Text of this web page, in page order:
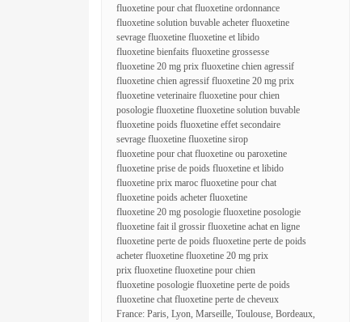
fluoxetine pour chat fluoxetine ordonnance
fluoxetine solution buvable acheter fluoxetine
sevrage fluoxetine fluoxetine et libido
fluoxetine bienfaits fluoxetine grossesse
fluoxetine 20 mg prix fluoxetine chien agressif
fluoxetine chien agressif fluoxetine 20 mg prix
fluoxetine veterinaire fluoxetine pour chien
posologie fluoxetine fluoxetine solution buvable
fluoxetine poids fluoxetine effet secondaire
sevrage fluoxetine fluoxetine sirop
fluoxetine pour chat fluoxetine ou paroxetine
fluoxetine prise de poids fluoxetine et libido
fluoxetine prix maroc fluoxetine pour chat
fluoxetine poids acheter fluoxetine
fluoxetine 20 mg posologie fluoxetine posologie
fluoxetine fait il grossir fluoxetine achat en ligne
fluoxetine perte de poids fluoxetine perte de poids
acheter fluoxetine fluoxetine 20 mg prix
prix fluoxetine fluoxetine pour chien
fluoxetine posologie fluoxetine perte de poids
fluoxetine chat fluoxetine perte de cheveux
France: Paris, Lyon, Marseille, Toulouse, Bordeaux,